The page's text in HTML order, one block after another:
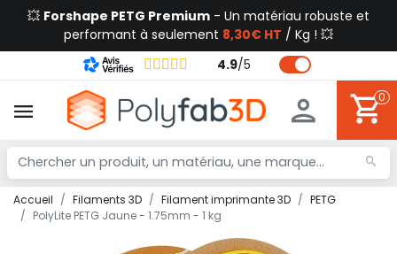
💥 Forshape PETG Premium - Un matériau robuste et
performant à seulement 8,30€ HT / Kg ! 💥
4.9/5
0
Accueil Filaments 3D Filament imprimante 3D
PETG
PolyLite PETG Jaune - 1.75mm - 1 kg